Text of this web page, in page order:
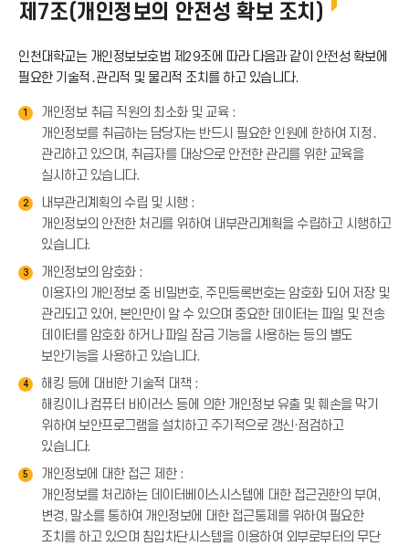
제7조(개인정보의 안전성 확보 조치)
인천대학교는 개인정보보호법 제29조에 따라 다음과 같이 안전성 확보에
필요한 기술적․관리적 및 물리적 조치를 하고 있습니다.
1
개인정보 취급 직원의 최소화 및 교육 :
개인정보를 취급하는 담당자는 반드시 필요한 인원에 한하여 지정․
관리하고 있으며, 취급자를 대상으로 안전한 관리를 위한 교육을
실시하고 있습니다.
2
내부관리계획의 수립 및 시행 :
개인정보의 안전한 처리를 위하여 내부관리계획을 수립하고 시행하고
있습니다.
3
개인정보의 암호화 :
이용자의 개인정보 중 비밀번호, 주민등록번호는 암호화 되어 저장 및
관리되고 있어, 본인만이 알 수 있으며 중요한 데이터는 파일 및 전송
데이터를 암호화 하거나 파일 잠금 기능을 사용하는 등의 별도
보안기능을 사용하고 있습니다.
4
해킹 등에 대비한 기술적 대책 :
해킹이나 컴퓨터 바이러스 등에 의한 개인정보 유출 및 훼손을 막기
위하여 보안프로그램을 설치하고 주기적으로 갱신·점검하고
있습니다.
5
개인정보에 대한 접근 제한 :
개인정보를 처리하는 데이터베이스시스템에 대한 접근권한의 부여,
변경, 말소를 통하여 개인정보에 대한 접근통제를 위하여 필요한
조치를 하고 있으며 침입차단시스템을 이용하여 외부로부터의 무단